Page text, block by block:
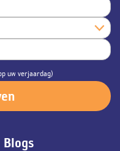
uw verjaardag)
Blogs